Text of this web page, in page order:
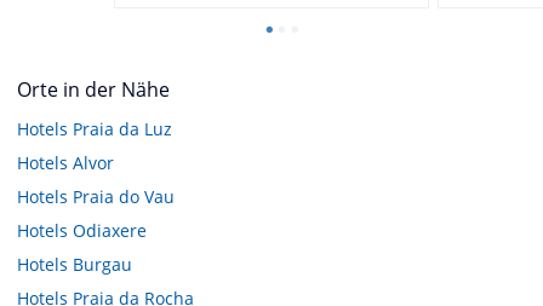
Orte in der Nähe
Hotels Praia da Luz
Hotels Alvor
Hotels Praia do Vau
Hotels Odiaxere
Hotels Burgau
Hotels Praia da Rocha